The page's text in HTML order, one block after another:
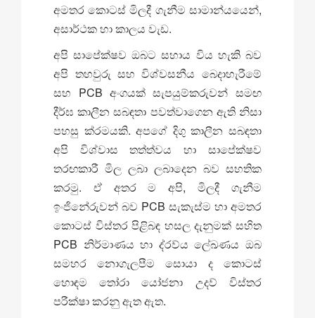
අමතර කොටස් මිලදී ගැනීම සාමාන්යයෙන්,
අසාර්ථක හා කාලය වැඩ.
අපි සාපේක්ෂව ඔබට සහාය විය හැකි බව
අපි තහවුරු සහ විශ්වසනීය බෙදාහැරීමේ
සහ PCB අංගයක් සැපයුම්කරුවන් සමඟ
දීර්ඝ කාලීන සබඳතා පවත්වාගෙන ඇති නිසා
පහසු ක්රමයකි. අපගේ දිගු කාලීන සබඳතා
අපි විශ්වාස තත්ත්වය හා සාපේක්ෂව
තරඟකාරී මිල ලබා ලබාදෙන බව සහතික
කරමු. ඒ අතර ම අපි, මිලදී ගැනීම
ඉංජිනේරුවන් බව PCB සැකැස්ම හා අමතර
කොටස් විස්තර පිළිබඳ හසල දැනුමක් සහිත
PCB නිර්මාණය හා ද්රව්ය ලේඛණය ඔබ
සමහර නොගැලපීම සොයා ද කොටස්
හොඳම තෝරා යෝජනා උදව් විස්තර
පරීක්ෂා කරනු ඇත ඇත.